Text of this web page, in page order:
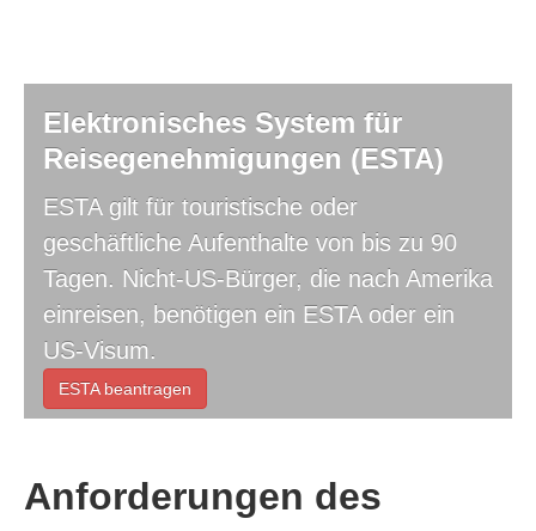
VWP
Hilfe
News
Kontakt
Deutsch
Čeština( Tschechisch
Elektronisches System für
Reisegenehmigungen (ESTA)
ESTA gilt für touristische oder
geschäftliche Aufenthalte von bis zu 90
Tagen. Nicht-US-Bürger, die nach Amerika
einreisen, benötigen ein ESTA oder ein
US-Visum.
ESTA beantragen
Anforderungen des